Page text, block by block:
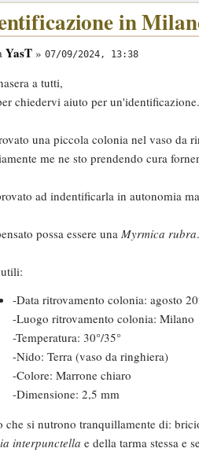
in
YasT» 07/09/2024, 13:38
a tutti,
chiedervi aiuto per un'identificazione.
una piccola colonia nel vaso da
me ne sto prendendo cura
ad indentificarla in autonomia
possa essere unaMyrmica rubra.
-Data ritrovamento colonia: agosto
-Luogo ritrovamento colonia: Milano
-Temperatura: 30°/35°
-Nido: Terra (vaso da ringhiera)
-Colore: Marrone chiaro
-Dimensione: 2,5 mm
che si nutrono tranquillamente di:
interpunctella e della tarma stessa e